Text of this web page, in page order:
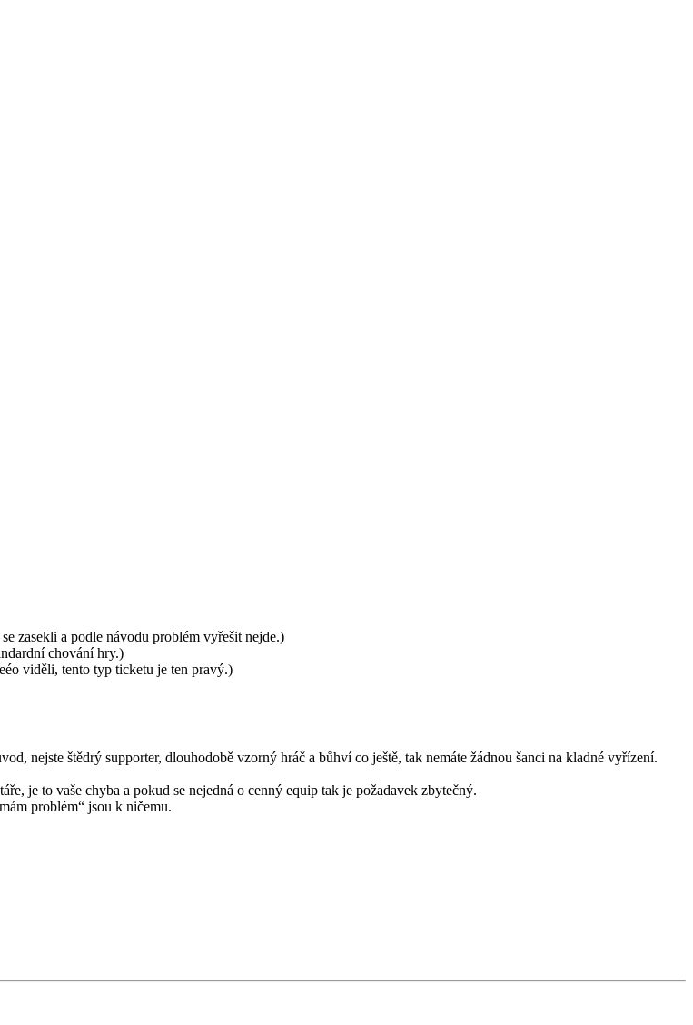
zasekli a podle návodu problém vyřešit nejde.)
chování hry.)
viděli, tento typ ticketu je ten pravý.)
nejste štědrý supporter, dlouhodobě vzorný hráč a bůhví co ještě, tak nemáte žádnou šanci na kladné vyřízení.
je to vaše chyba a pokud se nejedná o cenný equip tak je požadavek zbytečný.
problém“ jsou k ničemu.